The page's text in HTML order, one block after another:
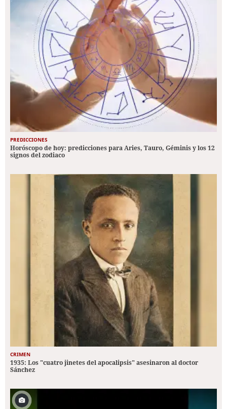
PREDICCIONES
Horóscopo de hoy: predicciones para Aries, Tauro, Géminis y los 12
signos del zodiaco
CRIMEN
1935: Los "cuatro jinetes del apocalipsis" asesinaron al doctor
Sánchez